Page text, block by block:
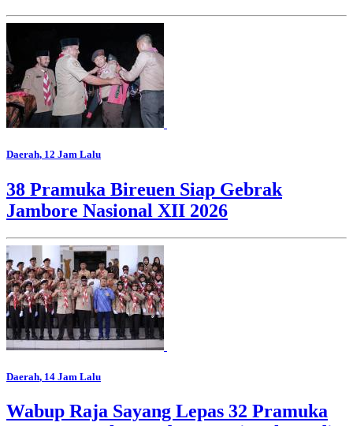
Daerah, 12 Jam Lalu
38 Pramuka Bireuen Siap Gebrak
Jambore Nasional XII 2026
Daerah, 14 Jam Lalu
Wabup Raja Sayang Lepas 32 Pramuka